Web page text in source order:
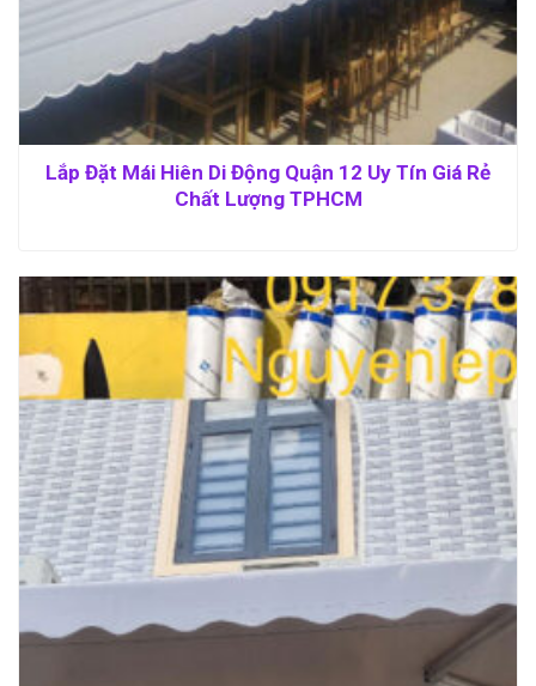
Lắp Đặt Mái Hiên Di Động Quận 12 Uy Tín Giá Rẻ
Chất Lượng TPHCM